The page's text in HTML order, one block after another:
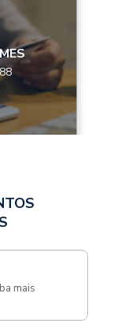
mais